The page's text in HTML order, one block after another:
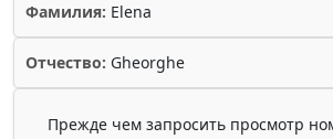
Фамилия: Elena
Отчество: Gheorghe
Прежде чем запросить просмотр